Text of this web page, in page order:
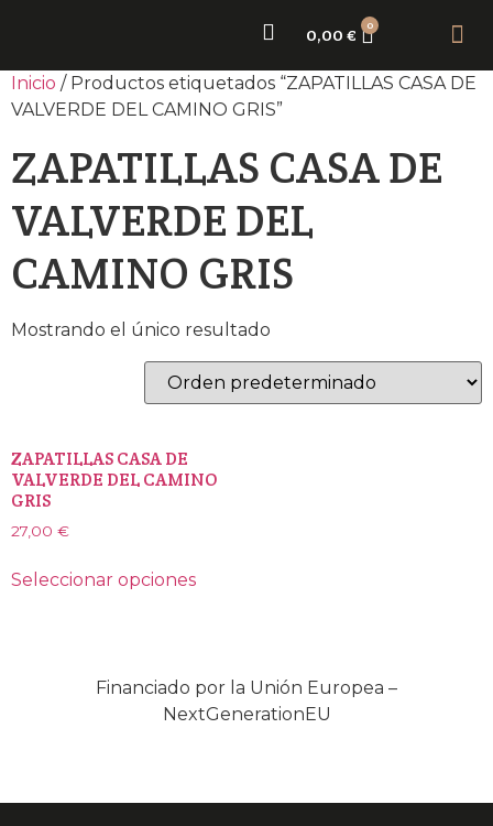
0,00€ 0
Inicio / Productos etiquetados “ZAPATILLAS CASA DE
VALVERDE DEL CAMINO GRIS”
ZAPATILLAS CASA DE
VALVERDE DEL
CAMINO GRIS
Mostrando el único resultado
ZAPATILLAS CASA DE
VALVERDE DEL CAMINO
GRIS
27,00 €
Seleccionar opciones
Financiado por la Unión Europea –
NextGenerationEU